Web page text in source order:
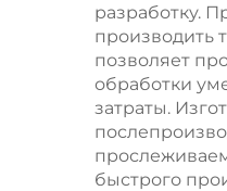
разработку.
производить
позволяет
обработки
затраты.
быстрого